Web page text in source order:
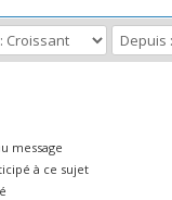
message
à ce sujet